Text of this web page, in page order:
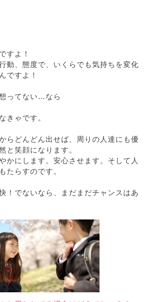
すよ！
動、態度で、いくらでも気持ちを変化
ですよ！
ってない…なら
きゃです。
らどんどん出せば、周りの人達にも優
と笑顔になります。
かにします。安心させます。そして人
たらすのです。
！でないなら、まだまだチャンスはあ